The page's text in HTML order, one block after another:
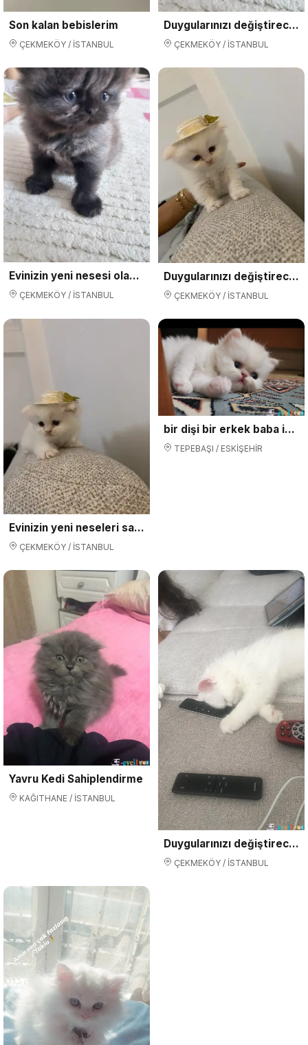
Son kalan bebislerim
ÇEKMEKÖY / İSTANBUL
Duygularınızı değiştirecek bebislerimiz
ÇEKMEKÖY / İSTANBUL
Evinizin yeni nesesi olacak
ÇEKMEKÖY / İSTANBUL
Duygularınızı değiştirecek bebislerim yeni ailelerini arıyorlar
ÇEKMEKÖY / İSTANBUL
Evinizin yeni neseleri sahiplenmeyi bekliyo
ÇEKMEKÖY / İSTANBUL
bir dişi bir erkek baba iran anne cinchilla yer eskişehir
TEPEBAŞI / ESKİŞEHİR
Yavru Kedi Sahiplendirme
KAĞITHANE / İSTANBUL
Duygularınızı değiştirecek bebislerim yeni ailelerini arıyorlar
ÇEKMEKÖY / İSTANBUL